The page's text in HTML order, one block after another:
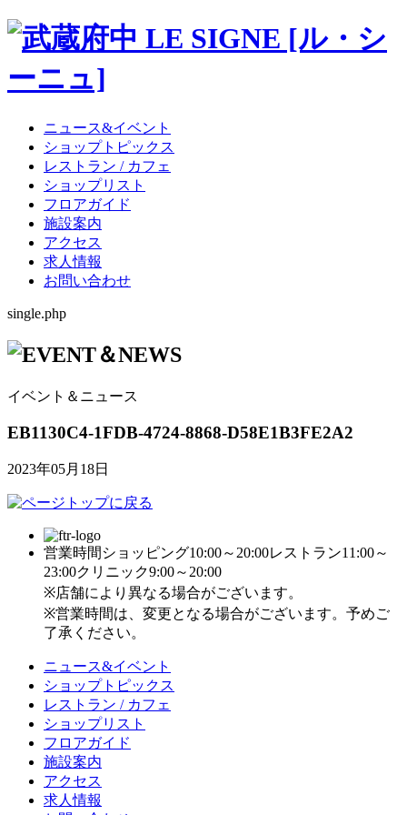
ニュース&イベント
ショップトピックス
レストラン / カフェ
ショップリスト
フロアガイド
施設案内
アクセス
求人情報
お問い合わせ
single.php
イベント＆ニュース
EB1130C4-1FDB-4724-8868-D58E1B3FE2A2
2023年05月18日
営業時間 ショッピング10:00～20:00レストラン11:00～
23:00クリニック9:00～20:00
※店舗により異なる場合がございます。
※営業時間は、変更となる場合がございます。予めご
了承ください。
ニュース&イベント
ショップトピックス
レストラン / カフェ
ショップリスト
フロアガイド
施設案内
アクセス
求人情報